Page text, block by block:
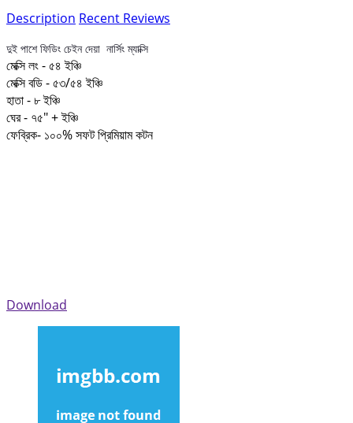
Description Recent Reviews
দুই পাশে ফিডিং চেইন দেয়া নার্সিং ম্যাক্সি
মেক্সি লং - ৫৪ ইঞ্চি
মেক্সি বডি - ৫৩/৫৪ ইঞ্চি
হাতা - ৮ ইঞ্চি
ঘের - ৭৫" + ইঞ্চি
ফেব্রিক- ১০০% সফট প্রিমিয়াম কটন
Download